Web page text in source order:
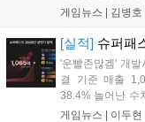
초대형 잉어킹 수
화점몰에서 진행
통해 상세 내용을
게임뉴스 | 김병호
[실적] 슈퍼패
'운빨존많겜' 개
결 기준 매출
38.4% 늘어난 수
629억 원과 329
게임뉴스 | 이두현